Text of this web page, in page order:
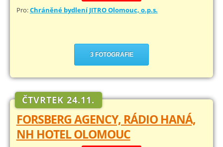
Pro:Chráněné bydlení JITRO Olomouc, o.p.s.
3 FOTOGRAFIE
ČTVRTEK 24.11.
FORSBERG AGENCY, RÁDIO HANÁ,
NH HOTEL OLOMOUC